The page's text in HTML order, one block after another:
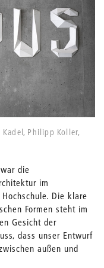
­Philipp Koller,
die
im
Die klare
Formen steht im
Gesicht der
dass unser Entwurf
außen und